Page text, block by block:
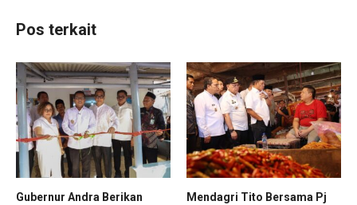
Pos terkait
Gubernur Andra Berikan
Mendagri Tito Bersama Pj